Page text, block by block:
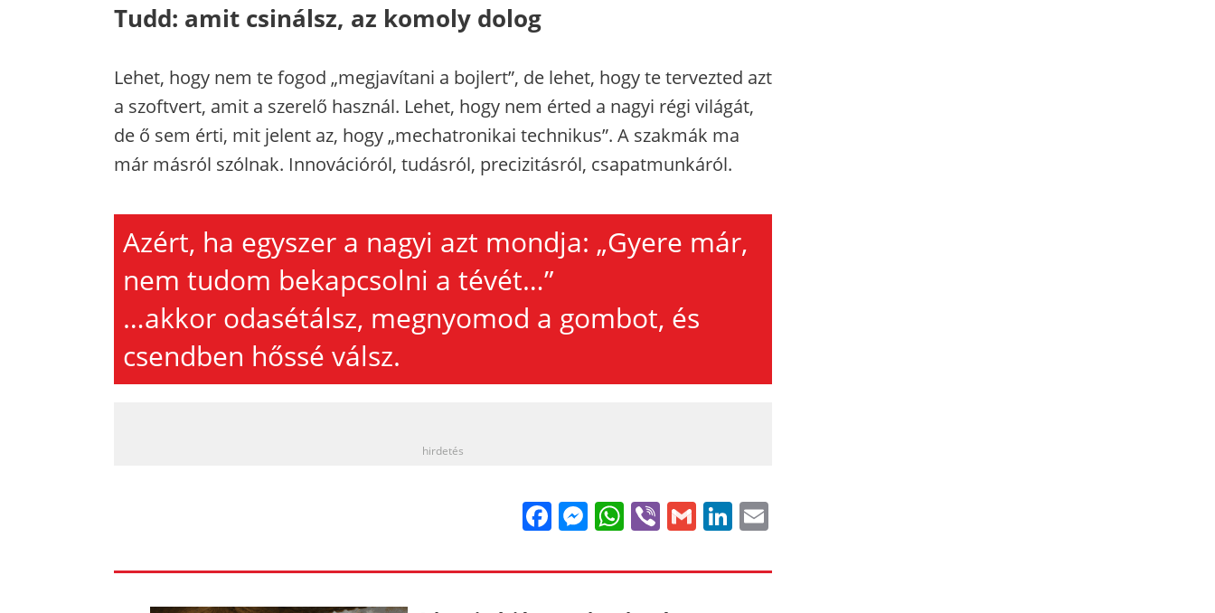
Tudd: amit csinálsz, az komoly dolog
Lehet, hogy nem te fogod „megjavítani a bojlert”, de lehet, hogy te tervezted azt
a szoftvert, amit a szerelő használ. Lehet, hogy nem érted a nagyi régi világát,
de ő sem érti, mit jelent az, hogy „mechatronikai technikus”. A szakmák ma
már másról szólnak. Innovációról, tudásról, precizitásról, csapatmunkáról.
Azért, ha egyszer a nagyi azt mondja: „Gyere már,
nem tudom bekapcsolni a tévét…”
…akkor odasétálsz, megnyomod a gombot, és
csendben hőssé válsz.
hirdetés
Facebook
Messenger
WhatsApp
ViberGmailLinkedIn
Email